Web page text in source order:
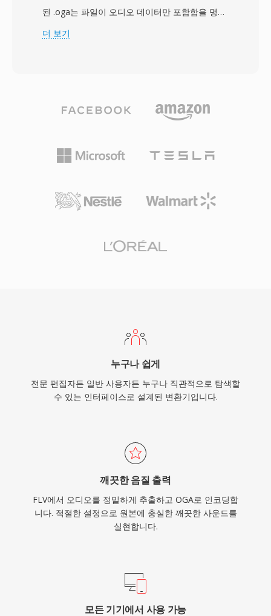
탐색과 효율적인 프로그레시브 다운로드를 가능
하게 합니다. 이 컨테이너는 큐 포인트를 포함한
임베디드 메타데이터를 지원하여, 챕터 내비게이
에서의 엔터테인먼트, 교육, 커뮤니케이션을 근본
적으로 재편했습니다. HTML5 비디오와 최신 코
수많은 아카이브와 레거시 시스템에 남아 있습니
된 .oga는 파일이 오디오 데이터만 포함함을 명시
적으로 알립니다. 내부적으로 OGA 파일은 Vorbis,
점 중 하나는 상호운용성입니다: .oga 확장자를 만
오디오 전용 재생을 최적화하여 더 빠른 로드 시간
과 더 낮은 메모리 사용을 달성합니다. Ogg 컨테
열티이므로, OGA는 독점 포맷에 영향을 미치는
으로 태깅하기 위한 Vorbis 코멘트 메타데이터를
더 보기
누구나 쉽게
전문 편집자든 일반 사용자든 누구나 직관적으로 탐색할
수 있는 인터페이스로 설계된 변환기입니다.
깨끗한 음질 출력
FLV에서 오디오를 정밀하게 추출하고 OGA로 인코딩합
니다. 적절한 설정으로 원본에 충실한 깨끗한 사운드를
실현합니다.
모든 기기에서 사용 가능